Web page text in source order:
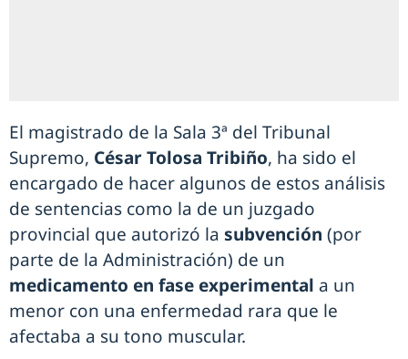
El magistrado de la Sala 3ª del Tribunal
Supremo, César Tolosa Tribiño, ha sido el
encargado de hacer algunos de estos análisis
de sentencias como la de un juzgado
provincial que autorizó la subvención (por
parte de la Administración) de un
medicamento en fase experimental a un
menor con una enfermedad rara que le
afectaba a su tono muscular.